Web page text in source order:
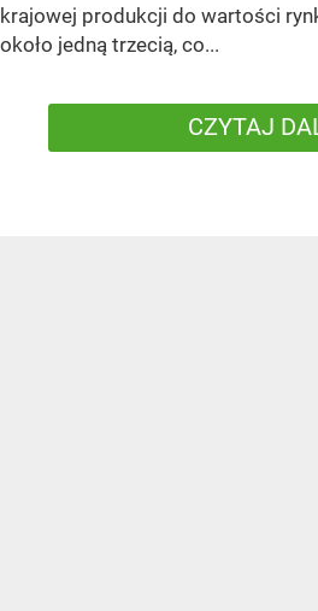
krajowej produkcji do wartości
około jedną trzecią, co...
CZYTAJ